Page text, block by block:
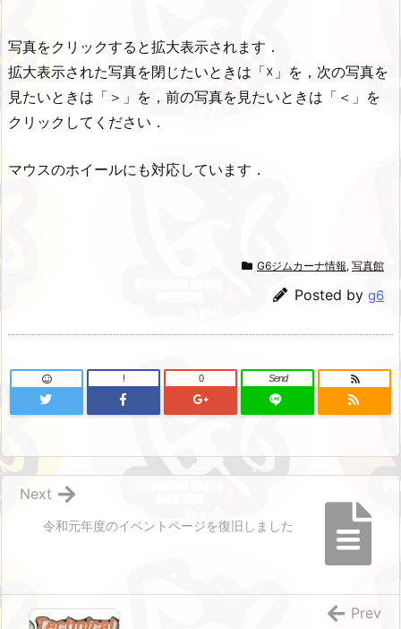
写真をクリックすると拡大表示されます．
拡大表示された写真を閉じたいときは「☓」を，次の写真を
見たいときは「＞」を，前の写真を見たいときは「＜」を
クリックしてください．
マウスのホイールにも対応しています．
G6ジムカーナ情報, 写真館
Posted by g6
! 0 Send
令和元年度のイベントページを復旧しました
Next
Prev